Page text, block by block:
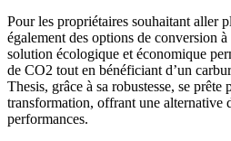
Pour les propriétaires souhaitant aller
également des options de conversion
solution écologique et économique
de CO2 tout en bénéficiant d’un
Thesis, grâce à sa robustesse, se prête
transformation, offrant une alternative
performances.